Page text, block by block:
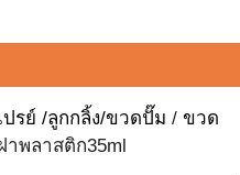
รย์ /ลูกกลิ้ง/ขวดปั๊ม / ขวด
พลาสติก35ml